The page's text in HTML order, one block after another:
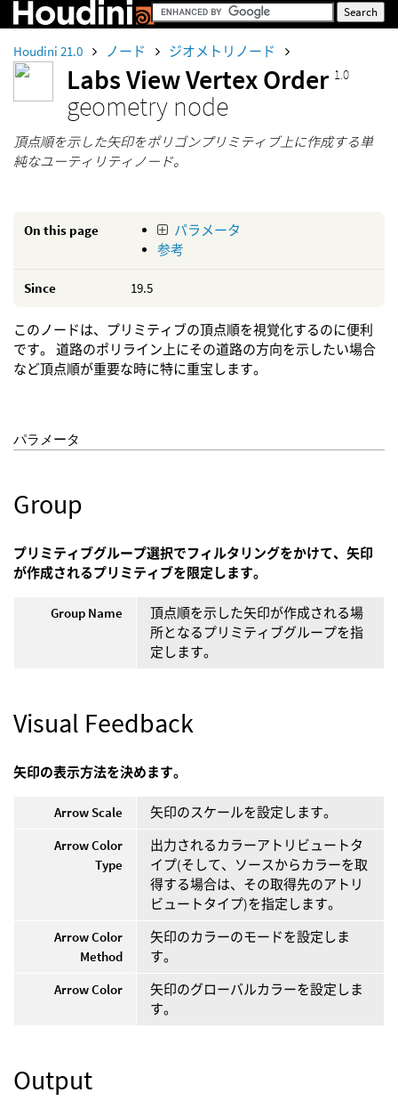
Houdini 21.0 ノード ジオメトリノード
Labs View Vertex Order 1.0
geometry node
頂点順を示した矢印をポリゴンプリミティブ上に作成する単
純なユーティリティノード。
On this page
パラメータ
参考
Since 19.5
このノードは、プリミティブの頂点順を視覚化するのに便利
です。 道路のポリライン上にその道路の方向を示したい場合
など頂点順が重要な時に特に重宝します。
パラメータ
Group
プリミティブグループ選択でフィルタリングをかけて、矢印
が作成されるプリミティブを限定します。
Group Name
頂点順を示した矢印が作成される場
所となるプリミティブグループを指
定します。
Visual Feedback
矢印の表示方法を決めます。
Arrow Scale
矢印のスケールを設定します。
Arrow Color
Type
出力されるカラーアトリビュートタ
イプ(そして、ソースからカラーを取
得する場合は、その取得先のアトリ
ビュートタイプ)を指定します。
Arrow Color
Method
矢印のカラーのモードを設定しま
す。
Arrow Color
矢印のグローバルカラーを設定しま
す。
Output